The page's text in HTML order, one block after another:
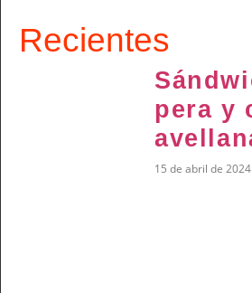
Recientes
pera y
15 de abril de 2024